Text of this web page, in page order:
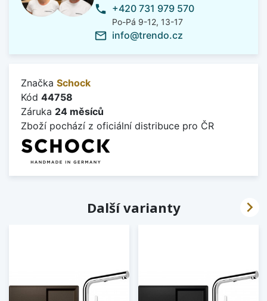
phone +420 731 979 570
Po-Pá 9-12, 13-17
mail_outline info@trendo.cz
Značka Schock
Kód 44758
Záruka 24 měsíců
Zboží pochází z oficiální distribuce pro ČR
Další varianty 